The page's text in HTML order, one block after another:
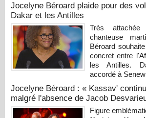
Jocelyne Béroard plaide pour des
Dakar et les Antilles
Très
chanteuse
Béroard
concret entre
les Antilles.
accordé à
Jocelyne Béroard : « Kassav'
malgré l'absence de Jacob
Figure